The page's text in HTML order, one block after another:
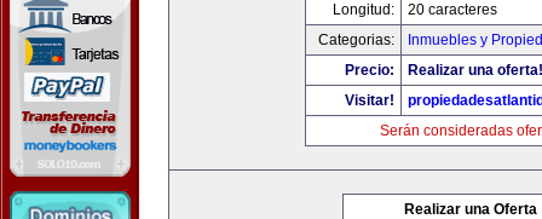
Longitud:
20 caracteres
Categorias:
Inmuebles y
Precio:
Realizar una oferta!
Visitar!
Serán consideradas
Realizar una Oferta